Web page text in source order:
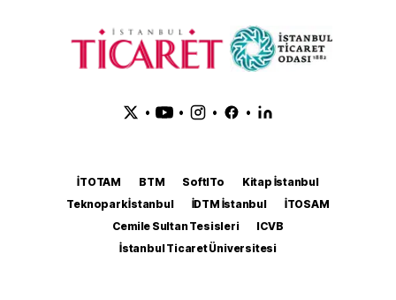
• • • •
İTOTAM BTM SoftITo
Kitap İstanbul
Teknopark İstanbul
İDTM İstanbul
İTOSAM
Cemile Sultan Tesisleri
ICVB
İstanbul Ticaret Üniversitesi